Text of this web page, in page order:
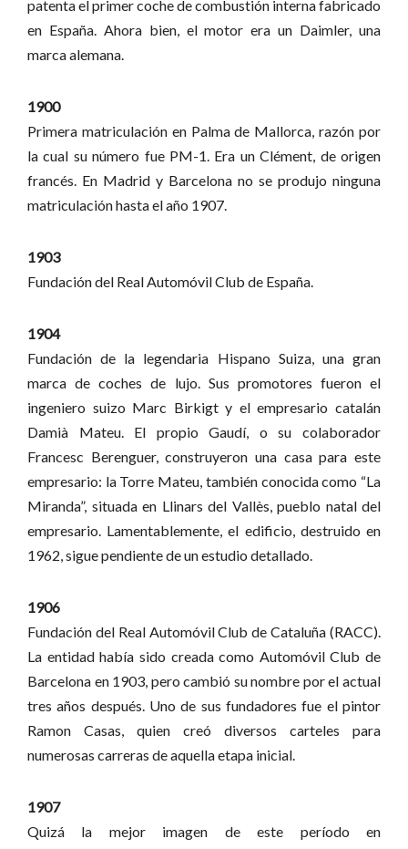
patenta el primer coche de combustión interna fabricado
en España. Ahora bien, el motor era un Daimler, una
marca alemana.
1900
Primera matriculación en Palma de Mallorca, razón por
la cual su número fue PM-1. Era un Clément, de origen
francés. En Madrid y Barcelona no se produjo ninguna
matriculación hasta el año 1907.
1903
Fundación del Real Automóvil Club de España.
1904
Fundación de la legendaria Hispano Suiza, una gran
marca de coches de lujo. Sus promotores fueron el
ingeniero suizo Marc Birkigt y el empresario catalán
Damià Mateu. El propio Gaudí, o su colaborador
Francesc Berenguer, construyeron una casa para este
empresario: la Torre Mateu, también conocida como “La
Miranda”, situada en Llinars del Vallès, pueblo natal del
empresario. Lamentablemente, el edificio, destruido en
1962, sigue pendiente de un estudio detallado.
1906
Fundación del Real Automóvil Club de Cataluña (RACC).
La entidad había sido creada como Automóvil Club de
Barcelona en 1903, pero cambió su nombre por el actual
tres años después. Uno de sus fundadores fue el pintor
Ramon Casas, quien creó diversos carteles para
numerosas carreras de aquella etapa inicial.
1907
Quizá la mejor imagen de este período en